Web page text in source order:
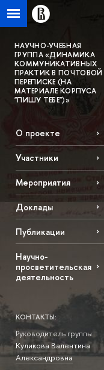
НАУЧНО-УЧЕБНАЯ
ГРУППА «ДИНАМИКА
КОММУНИКАТИВНЫХ
ПРАКТИК В ПОЧТОВОЙ
ПЕРЕПИСКЕ (НА
МАТЕРИАЛЕ КОРПУСА
"ПИШУ ТЕБЕ")»
О проекте
Участники
Мероприятия
Доклады
Публикации
Научно-
просветительская
деятельность
КОНТАКТЫ:
Руководитель группы:
Куликова Валентина
Александровна